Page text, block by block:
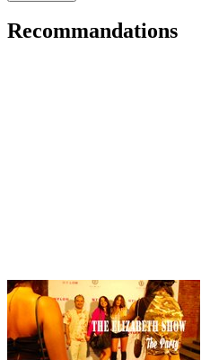
Recommandations